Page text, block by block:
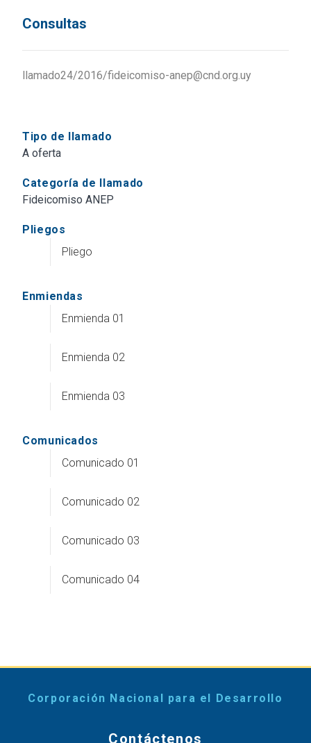
Tipo de llamado
A oferta
Categoría de llamado
Fideicomiso ANEP
Pliegos
Pliego
Enmiendas
Enmienda 01
Enmienda 02
Enmienda 03
Comunicados
Comunicado 01
Comunicado 02
Comunicado 03
Comunicado 04
Consultas
llamado24/2016/fideicomiso-anep@cnd.org.uy
Corporación Nacional para el Desarrollo
Contáctenos